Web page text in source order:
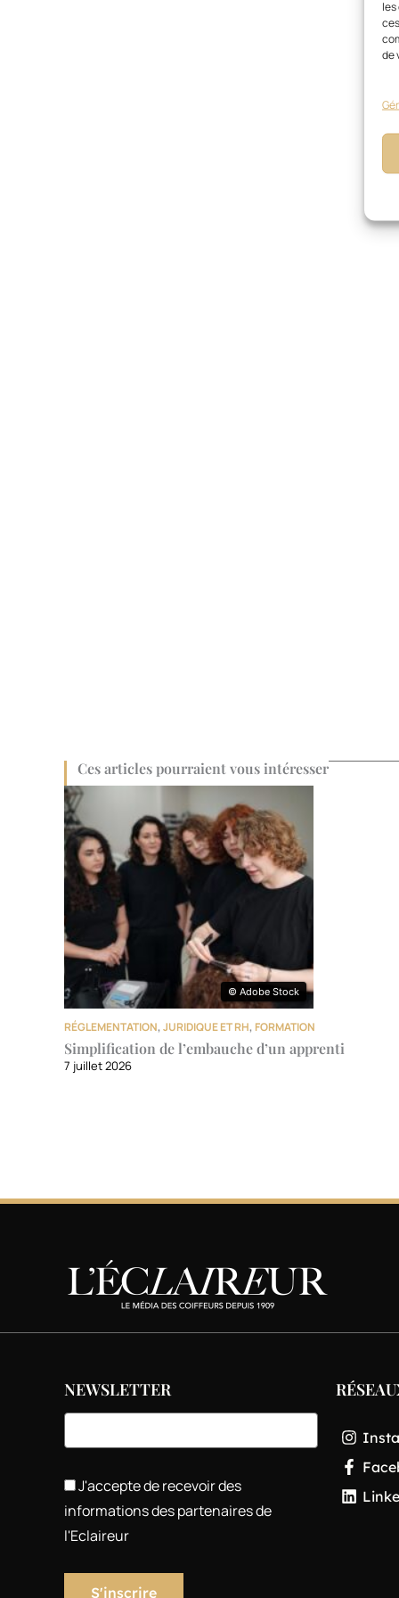
de
Ces articles pourraient vous intéresser
© Adobe Stock
© Adobe Stock
RÉGLEMENTATION,JURIDIQUE ET RH, FORMATION
Simplification de l’embauche d’un apprenti
7 juillet 2026
NEWSLETTER
J'accepte de recevoir des
informations des partenaires de
l'Eclaireur